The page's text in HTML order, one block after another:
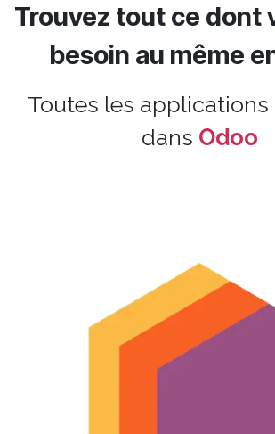
Trouvez tout ce dont
besoin au même
Toutes les applications
dans Odoo